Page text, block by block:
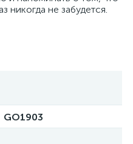
никогда не забудется.
GO1903